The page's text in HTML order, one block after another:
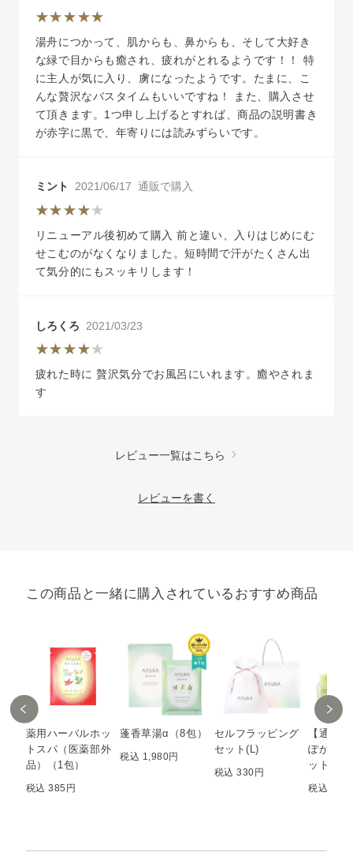
湯舟につかって、肌からも、鼻からも、そして大好き
な緑で目からも癒され、疲れがとれるようです！！ 特
に主人が気に入り、虜になったようです。たまに、こ
んな贅沢なバスタイムもいいですね！ また、購入させ
て頂きます。1つ申し上げるとすれば、商品の説明書き
が赤字に黒で、年寄りには読みずらいです。
ミント 2021/06/17 通販で購入
リニューアル後初めて購入 前と違い、入りはじめにむ
せこむのがなくなりました。短時間で汗がたくさん出
て気分的にもスッキリします！
しろくろ 2021/03/23
疲れた時に 贅沢気分でお風呂にいれます。癒やされま
す
レビュー一覧はこちら
レビューを書く
この商品と一緒に購入されているおすすめ商品
薬用ハーバルホッ
トスパ（医薬部外
品）（1包）
税込 385円
蓬香草湯α（8包）
税込 1,980円
セルフラッピング
セット(L)
税込 330円
【通販
ぽかバ
ットＭ
税込